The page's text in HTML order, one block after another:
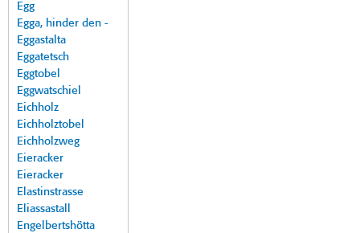
Egg
Egga, hinder den -
Eggastalta
Eggatetsch
Eggtobel
Eggwatschiel
Eichholz
Eichholztobel
Eichholzweg
Eieracker
Eieracker
Elastinstrasse
Eliassastall
Engelbertshötta